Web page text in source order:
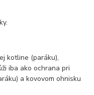
kotline (paráku),
iba ako ochrana pri
a kovovom ohnisku